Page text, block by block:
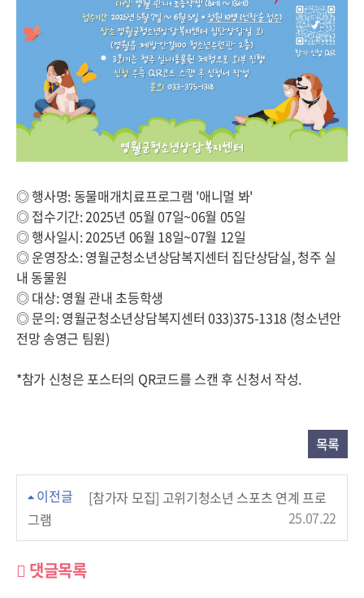
◎ 행사명: 동물매개치료프로그램 '애니멀 봐'
◎ 접수기간: 2025년 05월 07일~06월 05일
◎ 행사일시: 2025년 06월 18일~07월 12일
◎ 운영장소: 영월군청소년상담복지센터 집단상담실, 청주 실
내 동물원
◎ 대상: 영월 관내 초등학생
◎ 문의: 영월군청소년상담복지센터 033)375-1318 (청소년안
전망 송영근 팀원)
*참가 신청은 포스터의 QR코드를 스캔 후 신청서 작성.
목록
이전글
[참가자 모집] 고위기청소년 스포츠 연계 프로
그램
25.07.22
댓글목록